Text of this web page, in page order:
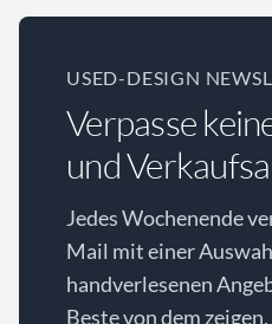
USED-DESIGN
Verpasse
und
Jedes Wochenende
Mail mit einer
handverlesenen
Beste von dem